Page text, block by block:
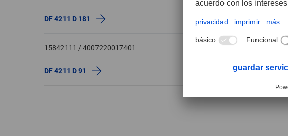
DF 4211 D 181
15842111 / 4007220017401
DF 4211 D 91